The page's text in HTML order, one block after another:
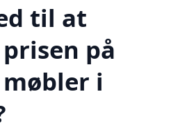
til at
på
i